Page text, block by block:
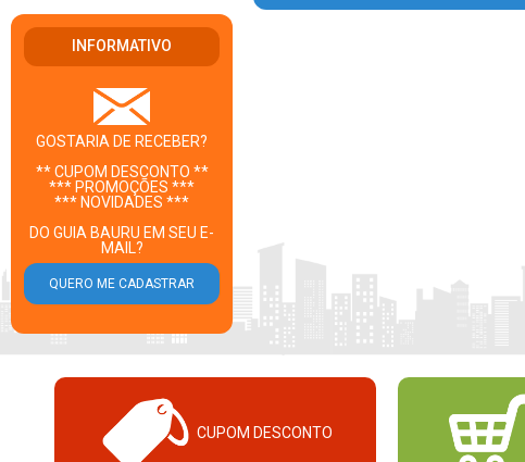
INFORMATIVO
GOSTARIA DE RECEBER?
** CUPOM DESCONTO **
*** PROMOÇÕES ***
*** NOVIDADES ***
DO GUIA BAURU EM SEU E-
MAIL?
CUPOM DESCONTO